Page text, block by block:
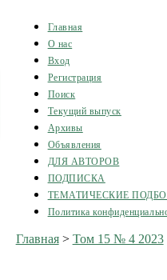
Главная
О нас
Вход
Регистрация
Поиск
Текущий выпуск
Архивы
Объявления
ДЛЯ АВТОРОВ
ПОДПИСКА
ТЕМАТИЧЕСКИЕ
Политика
Главная> Том 15 № 4 2023